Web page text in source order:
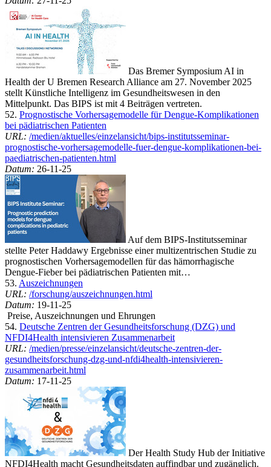
Das Bremer Symposium AI in
Health der U Bremen Research Alliance am 27. November 2025
stellt Künstliche Intelligenz im Gesundheitswesen in den
Mittelpunkt. Das BIPS ist mit 4 Beiträgen vertreten.
52. Prognostische Vorhersagemodelle für Dengue-Komplikationen
bei pädiatrischen Patienten
URL: /medien/aktuelles/einzelansicht/bips-institutsseminar-
prognostische-vorhersagemodelle-fuer-dengue-komplikationen-bei-
paediatrischen-patienten.html
Datum: 26-11-25
Auf dem BIPS-Institutsseminar
stellte Peter Haddawy Ergebnisse einer multizentrischen Studie zu
prognostischen Vorhersagemodellen für das hämorrhagische
Dengue-Fieber bei pädiatrischen Patienten mit…
53. Auszeichnungen
URL: /forschung/auszeichnungen.html
Datum: 19-11-25
Preise, Auszeichnungen und Ehrungen
54. Deutsche Zentren der Gesundheitsforschung (DZG) und
NFDI4Health intensivieren Zusammenarbeit
URL: /medien/presse/einzelansicht/deutsche-zentren-der-
gesundheitsforschung-dzg-und-nfdi4health-intensivieren-
zusammenarbeit.html
Datum: 17-11-25
Der Health Study Hub der Initiative
NFDI4Health macht Gesundheitsdaten auffindbar und zugänglich.